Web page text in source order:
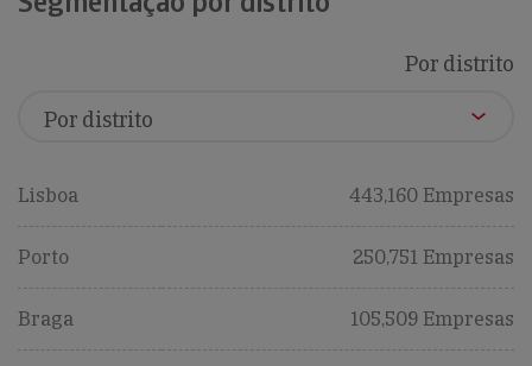
Por distrito
Lisboa 443,160 Empresas
Porto 250,751 Empresas
Braga 105,509 Empresas